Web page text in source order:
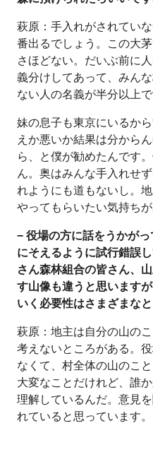
萩原：手入れがされてい
番出るでしょう。この大
さほどない。だいぶ前に
義分けしてあって、みん
ない人の名義が半分以上で
妹の息子も東京にいるか
えか悪いか結果は分から
ら、と僕が勧めたんです
ん。奥はみんな手入れせ
れようにも道もないし。
やってもらいたい気持ちが
− 役場の方に話をうかが
にそえるように試行錯誤
さん森林組合の皆さん、
す山像も違うと思います
いく必要性はさまざまな
萩原：地主は自分の山の
考えないところがある。
なくて、村全体の山のこ
大変なことだけれど、誰
理解しているんだ。意見
れていると思っています。